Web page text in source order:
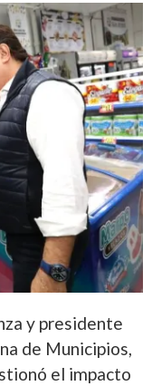
y presidente
de Municipios,
el impacto